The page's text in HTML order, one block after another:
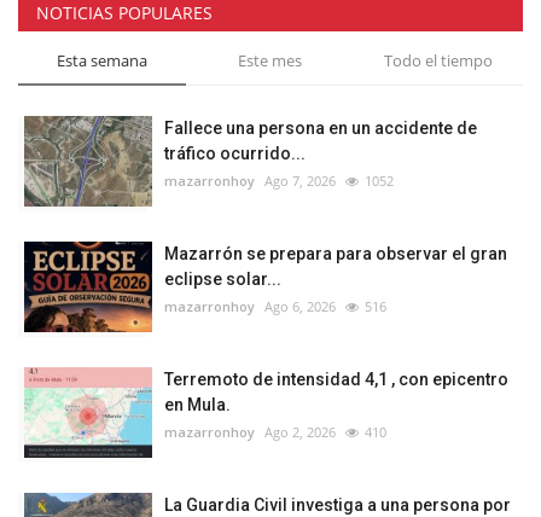
NOTICIAS POPULARES
Esta semana Este mes Todo el tiempo
Fallece una persona en un accidente de
tráfico ocurrido...
mazarronhoy Ago 7, 2026 1052
Mazarrón se prepara para observar el gran
eclipse solar...
mazarronhoy Ago 6, 2026 516
Terremoto de intensidad 4,1 , con epicentro
en Mula.
mazarronhoy Ago 2, 2026 410
La Guardia Civil investiga a una persona por